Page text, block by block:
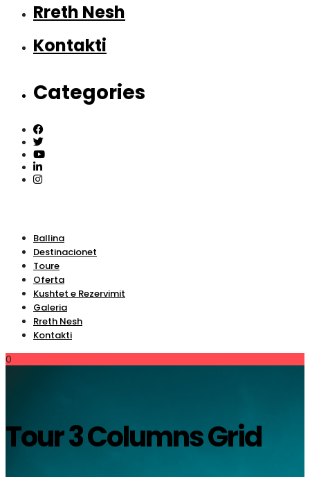
Rreth Nesh
Kontakti
Categories
Ballina
Destinacionet
Toure
Oferta
Kushtet e Rezervimit
Galeria
Rreth Nesh
Kontakti
0
Tour 3 Columns Grid